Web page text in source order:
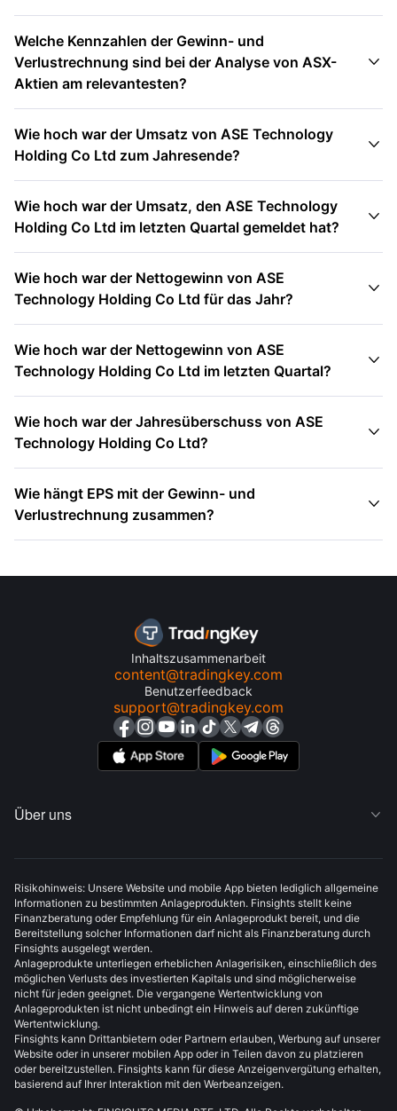
Welche Kennzahlen der Gewinn- und
Verlustrechnung sind bei der Analyse von ASX-
Aktien am relevantesten?

Wie hoch war der Umsatz von ASE Technology
Holding Co Ltd zum Jahresende?

Wie hoch war der Umsatz, den ASE Technology
Holding Co Ltd im letzten Quartal gemeldet hat?

Wie hoch war der Nettogewinn von ASE
Technology Holding Co Ltd für das Jahr?

Wie hoch war der Nettogewinn von ASE
Technology Holding Co Ltd im letzten Quartal?

Wie hoch war der Jahresüberschuss von ASE
Technology Holding Co Ltd?

Wie hängt EPS mit der Gewinn- und
Verlustrechnung zusammen?

Inhaltszusammenarbeit
content@tradingkey.com
Benutzerfeedback
support@tradingkey.com
Über uns 
Risikohinweis: Unsere Website und mobile App bieten lediglich allgemeine
Informationen zu bestimmten Anlageprodukten. Finsights stellt keine
Finanzberatung oder Empfehlung für ein Anlageprodukt bereit, und die
Bereitstellung solcher Informationen darf nicht als Finanzberatung durch
Finsights ausgelegt werden.
Anlageprodukte unterliegen erheblichen Anlagerisiken, einschließlich des
möglichen Verlusts des investierten Kapitals und sind möglicherweise
nicht für jeden geeignet. Die vergangene Wertentwicklung von
Anlageprodukten ist nicht unbedingt ein Hinweis auf deren zukünftige
Wertentwicklung.
Finsights kann Drittanbietern oder Partnern erlauben, Werbung auf unserer
Website oder in unserer mobilen App oder in Teilen davon zu platzieren
oder bereitzustellen. Finsights kann für diese Anzeigenvergütung erhalten,
basierend auf Ihrer Interaktion mit den Werbeanzeigen.